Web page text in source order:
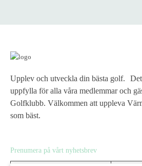
Upplev och utveckla din bästa golf.
uppfylla för alla våra medlemmar och
Golfklubb. Välkommen att uppleva
som bäst.
Prenumera på vårt nyhetsbrev